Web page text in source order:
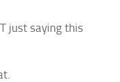
just saying this